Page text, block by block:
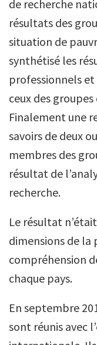
de recherche
résultats des
situation de
synthétisé les
professionnels
ceux des
Finalement une
savoirs de deux
membres des
résultat de
recherche.
Le résultat
dimensions de la
compréhension
chaque pays.
En septembre
sont réunis avec